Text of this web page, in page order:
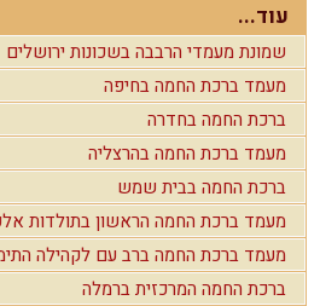
עוד...
שמונת מעמדי הרבבה בשכונות ירושלים
מעמד ברכת החמה בחיפה
ברכת החמה בחדרה
מעמד ברכת החמה בהרצליה
ברכת החמה בבית שמש
מעמד ברכת החמה הראשון בתולדות
מעמד ברכת החמה ברב עם לקהילה
ברכת החמה המרכזית ברמלה